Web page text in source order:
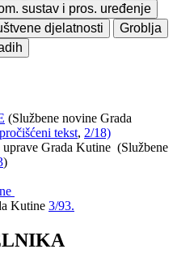
sustav i pros. uređenje
djelatnosti
Groblja
(Službene novine Grada
tekst, 2/18)
Grada Kutine (Službene
)
Kutine 3/93.